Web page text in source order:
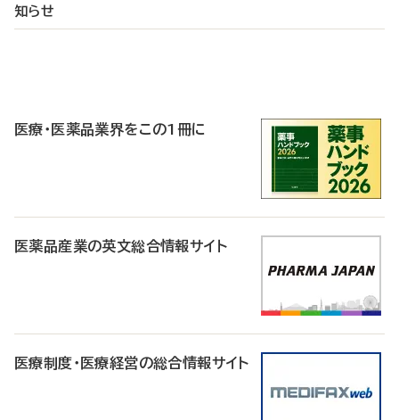
知らせ
医療・医薬品業界をこの1冊に
医薬品産業の英文総合情報サイト
医療制度・医療経営の総合情報サイト